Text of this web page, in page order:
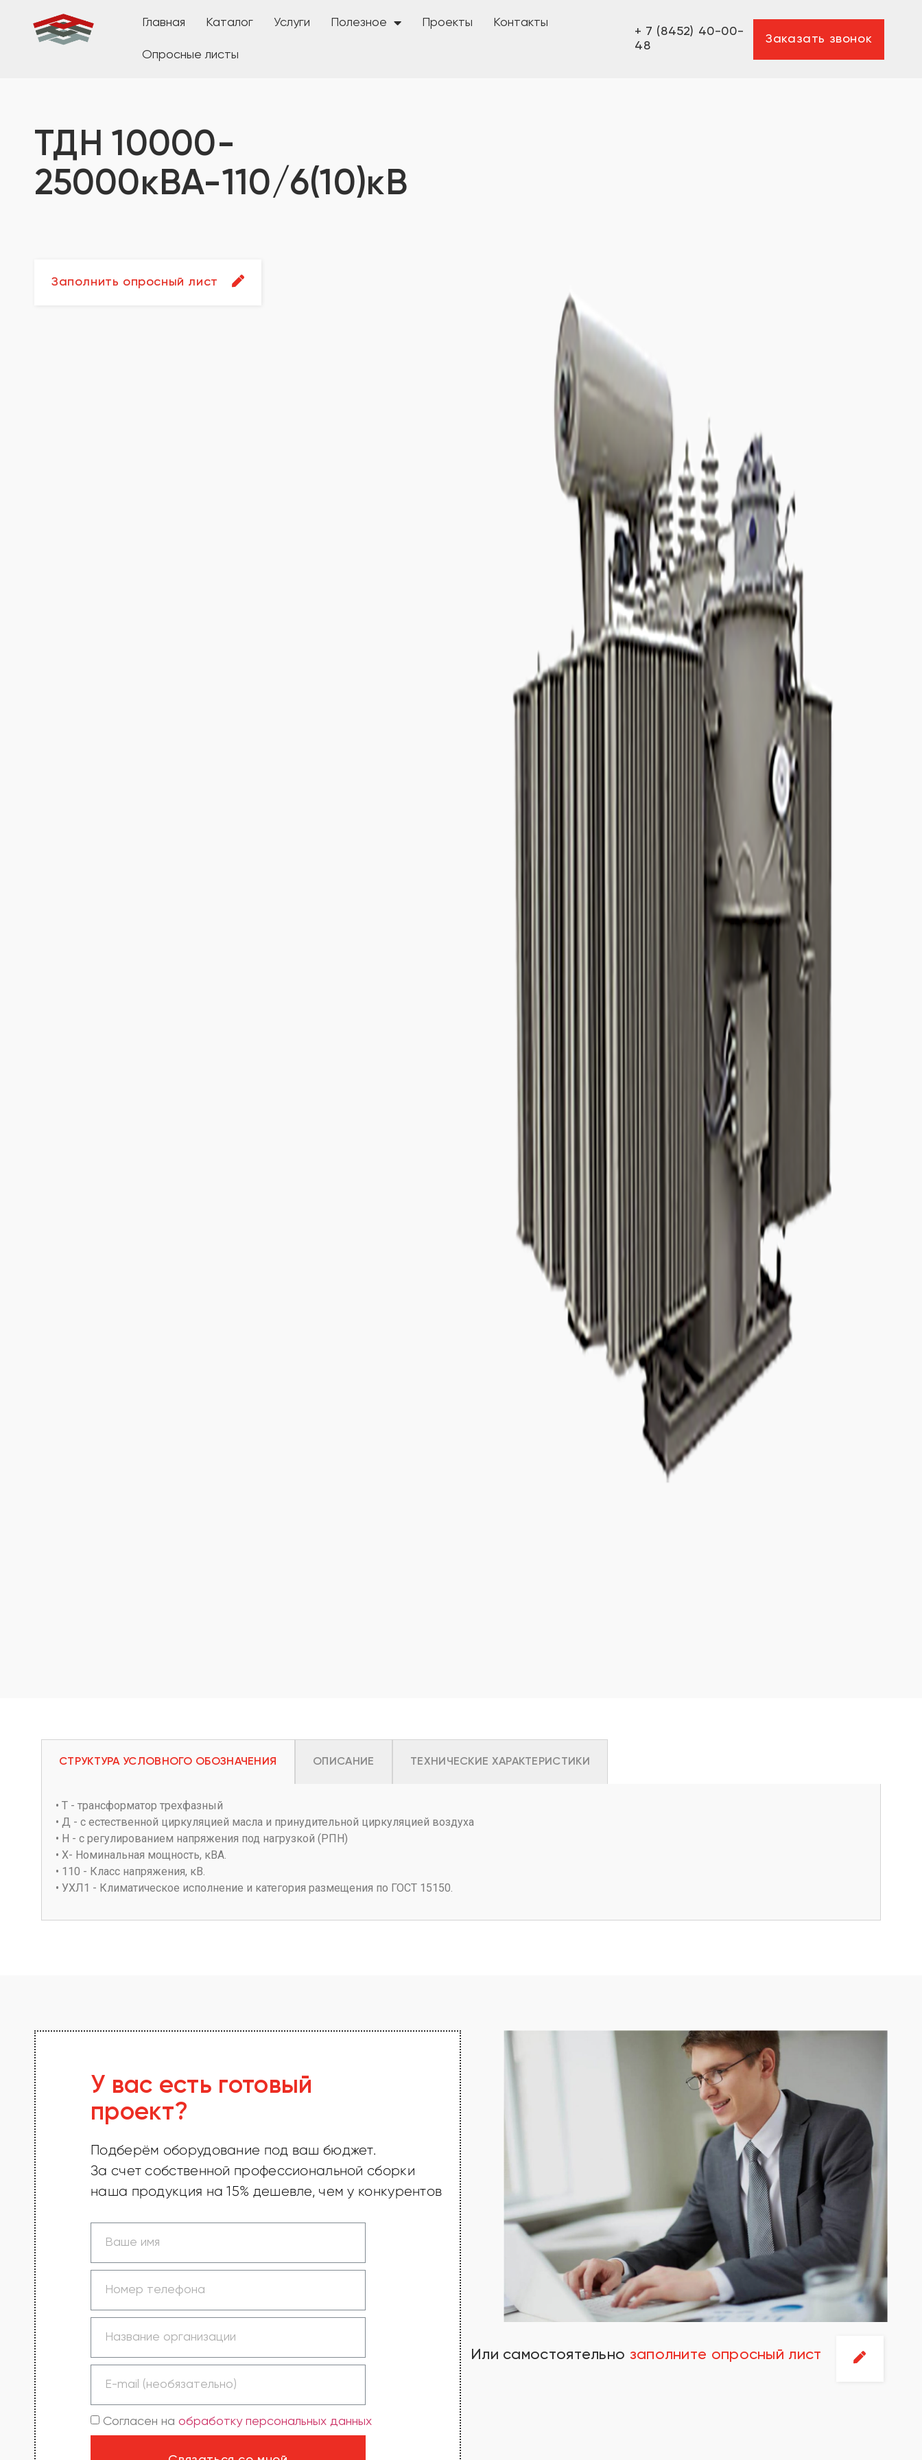
Главная Каталог Услуги Полезное Проекты Контакты
Опросные листы
+ 7 (8452) 40-00-
48
Заказать звонок
ТДН 10000-
25000кВА-110/6(10)кВ
Заполнить опросный лист
СТРУКТУРА УСЛОВНОГО ОБОЗНАЧЕНИЯ ОПИСАНИЕ ТЕХНИЧЕСКИЕ ХАРАКТЕРИСТИКИ
• Т - трансформатор трехфазный
• Д - с естественной циркуляцией масла и принудительной циркуляцией воздуха
• Н - с регулированием напряжения под нагрузкой (РПН)
• Х- Номинальная мощность, кВА.
• 110 - Класс напряжения, кВ.
• УХЛ1 - Климатическое исполнение и категория размещения по ГОСТ 15150.
У вас есть готовый
проект?
Подберём оборудование под ваш бюджет.
За счет собственной профессиональной сборки
наша продукция на 15% дешевле, чем у конкурентов
Согласен на обработку персональных данных
Или самостоятельно заполните опросный лист